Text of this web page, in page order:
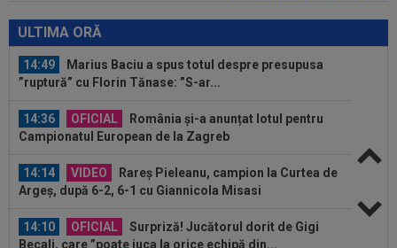
ULTIMA ORĂ
SuperLigă, ”pariu nebun”: ”Când face...
14:49
Marius Baciu a spus totul despre presupusa
”ruptură” cu Florin Tănase: ”S-ar...
14:36 OFICIAL
România și-a anunțat lotul pentru
Campionatul European de la Zagreb
14:14 VIDEO
Rareș Pieleanu, campion la Curtea de
Argeș, după 6-2, 6-1 cu Giannicola Misasi
14:10 OFICIAL
Surpriză! Jucătorul dorit de Gigi
Becali, care ”poate juca la orice echipă din...